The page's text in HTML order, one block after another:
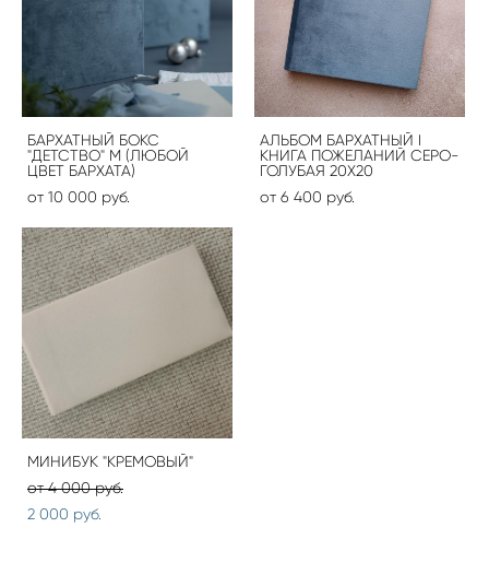
БАРХАТНЫЙ БОКС
"ДЕТСТВО" М (ЛЮБОЙ
ЦВЕТ БАРХАТА)
от 10 000 pуб.
АЛЬБОМ БАРХАТНЫЙ I
КНИГА ПОЖЕЛАНИЙ СЕРО-
ГОЛУБАЯ 20Х20
от 6 400 pуб.
МИНИБУК "КРЕМОВЫЙ"
от 4 000 pуб.
2 000 pуб.